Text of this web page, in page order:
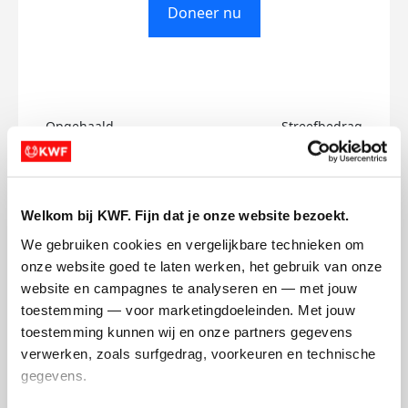
Welkom bij KWF. Fijn dat je onze website bezoekt.
We gebruiken cookies en vergelijkbare technieken om
onze website goed te laten werken, het gebruik van onze
website en campagnes te analyseren en — met jouw
toestemming — voor marketingdoeleinden. Met jouw
toestemming kunnen wij en onze partners gegevens
verwerken, zoals surfgedrag, voorkeuren en technische
gegevens.
Doneer nu
Opgehaald
€0
Streefbedrag
€750
Dylan's badges